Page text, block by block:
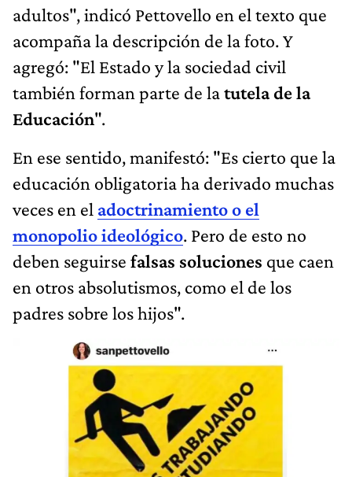
adultos", indicó Pettovello en el texto que
acompaña la descripción de la foto. Y
agregó: "El Estado y la sociedad civil
también forman parte de latutela de la
Educación".
En ese sentido, manifestó: "Es cierto que la
educación obligatoria ha derivado muchas
veces en el adoctrinamiento o el
monopolio ideológico. Pero de esto no
deben seguirse falsas soluciones que caen
en otros absolutismos, como el de los
padres sobre los hijos".